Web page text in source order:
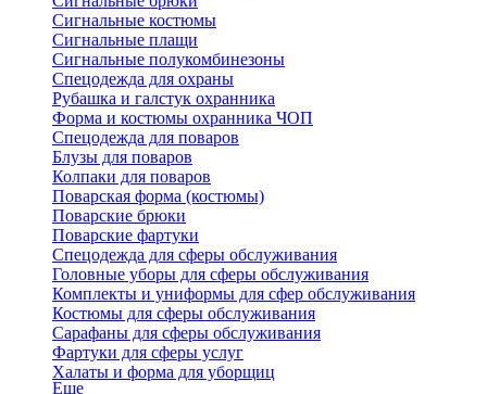
Сигнальные костюмы
Сигнальные плащи
Сигнальные полукомбинезоны
Спецодежда для охраны
Рубашка и галстук охранника
Форма и костюмы охранника ЧОП
Спецодежда для поваров
Блузы для поваров
Колпаки для поваров
Поварская форма (костюмы)
Поварские брюки
Поварские фартуки
Спецодежда для сферы обслуживания
Головные уборы для сферы обслуживания
Комплекты и униформы для сфер обслуживания
Костюмы для сферы обслуживания
Сарафаны для сферы обслуживания
Фартуки для сферы услуг
Халаты и форма для уборщиц
Еще